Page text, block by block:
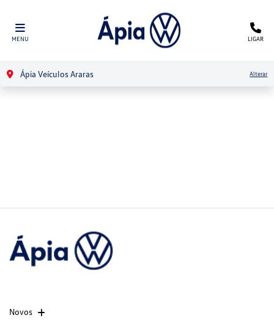
MENU LIGAR
Ápia Veículos Araras Alterar
Novos